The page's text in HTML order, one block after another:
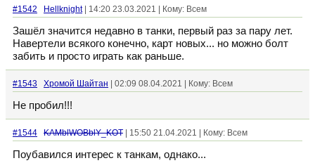
#1542 Hellknight| 14:20 23.03.2021 | Кому: Всем
Зашёл значится недавно в танки, первый раз за пару лет.
Навертели всякого конечно, карт новых... но можно болт
забить и просто играть как раньше.
#1543 Хромой Шайтан | 02:09 08.04.2021 | Кому: Всем
Не пробил!!!
#1544 KAMblWOBblY_KOT | 15:50 21.04.2021 | Кому: Всем
Поубавился интерес к танкам, однако...